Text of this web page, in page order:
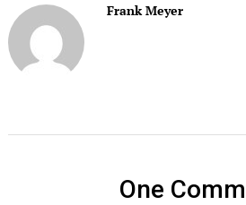
Frank Meyer
One